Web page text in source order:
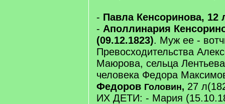
- Павла Кенсоринова, 12
- Аполлинария
(09.12.1823). Муж ее -
Превосходительства
Маюрова, сельца
человека Федора
Федоров Головин, 27
ИХ ДЕТИ: - Мария